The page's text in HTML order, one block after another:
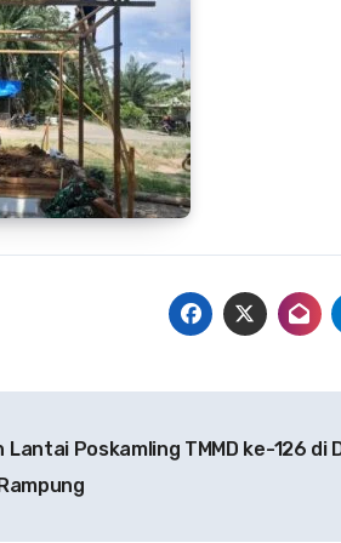
Lantai Poskamling TMMD ke-126 di